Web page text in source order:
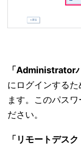
「Administrator
にログインする
ます。このパス
ださい。
「リモートデスク